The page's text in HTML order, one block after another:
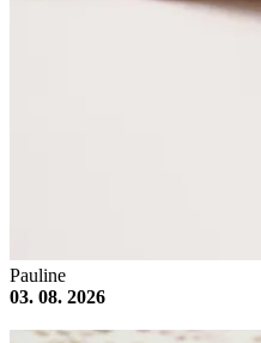
Pauline
03. 08. 2026